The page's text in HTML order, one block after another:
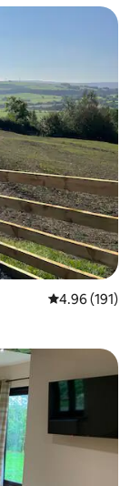
평점 4.96점(5
4.96 (191)